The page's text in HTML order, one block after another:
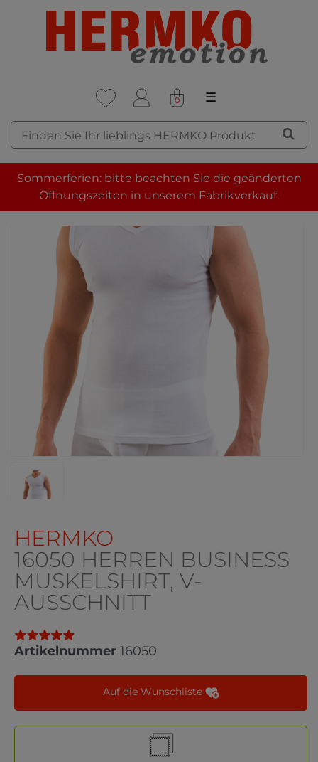
0 ☰
Sommerferien: bitte beachten Sie die geänderten
Öffnungszeiten in unserem Fabrikverkauf.
HERMKO
16050 HERREN BUSINESS
MUSKELSHIRT, V-
AUSSCHNITT
Artikelnummer 16050
Auf die Wunschliste